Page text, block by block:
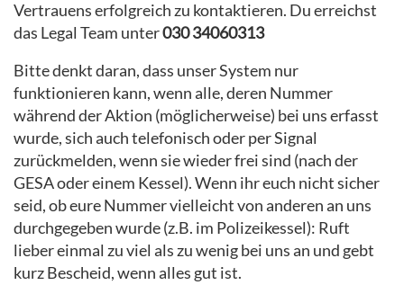
Vertrauens erfolgreich zu kontaktieren. Du erreichst
das Legal Team unter030 34060313
Bitte denkt daran, dass unser System nur
funktionieren kann, wenn alle, deren Nummer
während der Aktion (möglicherweise) bei uns erfasst
wurde, sich auch telefonisch oder per Signal
zurückmelden, wenn sie wieder frei sind (nach der
GESA oder einem Kessel). Wenn ihr euch nicht sicher
seid, ob eure Nummer vielleicht von anderen an uns
durchgegeben wurde (z.B. im Polizeikessel): Ruft
lieber einmal zu viel als zu wenig bei uns an und gebt
kurz Bescheid, wenn alles gut ist.